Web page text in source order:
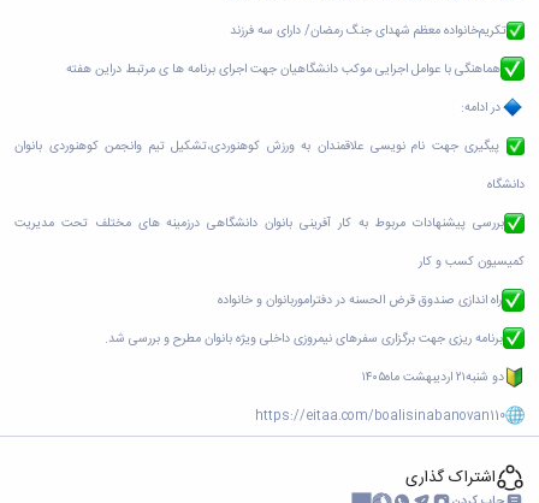
تکریم‌خانواده معظم شهدای جنگ رمضان/ دارای سه فرزند
هماهنگی با عوامل اجرایی موکب دانشگاهیان جهت اجرای برنامه ها ی مرتبط دراین هفته
در ادامه:
پیگیری جهت نام نویسی علاقمندان به ورزش کوهنوردی،تشکیل تیم وانجمن کوهنوردی بانوان
دانشگاه
بررسی پیشنهادات مربوط به کار آفرینی بانوان دانشگاهی درزمینه های مختلف تحت مدیریت
کمیسیون کسب و کار
راه اندازی صندوق قرض الحسنه در دفتراموربانوان و خانواده
برنامه ریزی جهت برگزاری سفرهای نیمروزی داخلی ویژه بانوان مطرح و بررسی شد.
دو شنبه۲۱ اردیبهشت ماه۱۴۰۵
https://eitaa.com/boalisinabanovan110
اشتراک گذاری